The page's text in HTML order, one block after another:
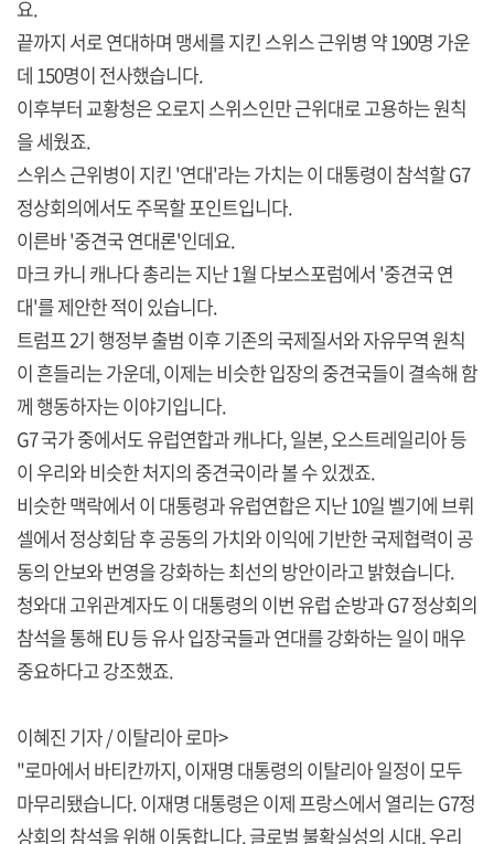
요.
끝까지 서로 연대하며 맹세를 지킨 스위스 근위병 약 190명 가운
데 150명이 전사했습니다.
이후부터 교황청은 오로지 스위스인만 근위대로 고용하는 원칙
을 세웠죠.
스위스 근위병이 지킨 '연대'라는 가치는 이 대통령이 참석할 G7
정상회의에서도 주목할 포인트입니다.
이른바 '중견국 연대론'인데요.
마크 카니 캐나다 총리는 지난 1월 다보스포럼에서 '중견국 연
대'를 제안한 적이 있습니다.
트럼프 2기 행정부 출범 이후 기존의 국제질서와 자유무역 원칙
이 흔들리는 가운데, 이제는 비슷한 입장의 중견국들이 결속해 함
께 행동하자는 이야기입니다.
G7 국가 중에서도 유럽연합과 캐나다, 일본, 오스트레일리아 등
이 우리와 비슷한 처지의 중견국이라 볼 수 있겠죠.
비슷한 맥락에서 이 대통령과 유럽연합은 지난 10일 벨기에 브뤼
셀에서 정상회담 후 공동의 가치와 이익에 기반한 국제협력이 공
동의 안보와 번영을 강화하는 최선의 방안이라고 밝혔습니다.
청와대 고위관계자도 이 대통령의 이번 유럽 순방과 G7 정상회의
참석을 통해 EU 등 유사 입장국들과 연대를 강화하는 일이 매우
중요하다고 강조했죠.
이혜진 기자 / 이탈리아 로마>
"로마에서 바티칸까지, 이재명 대통령의 이탈리아 일정이 모두
마무리됐습니다. 이재명 대통령은 이제 프랑스에서 열리는 G7정
상회의 참석을 위해 이동합니다. 글로벌 불확실성의 시대, 우리